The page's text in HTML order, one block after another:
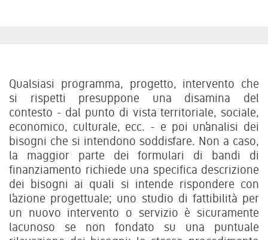
Qualsiasi programma, progetto, intervento che
si rispetti presuppone una disamina del
contesto - dal punto di vista territoriale, sociale,
economico, culturale, ecc. - e poi un’analisi dei
bisogni che si intendono soddisfare. Non a caso,
la maggior parte dei formulari di bandi di
finanziamento richiede una specifica descrizione
dei bisogni ai quali si intende rispondere con
l’azione progettuale; uno studio di fattibilità per
un nuovo intervento o servizio è sicuramente
lacunoso se non fondato su una puntuale